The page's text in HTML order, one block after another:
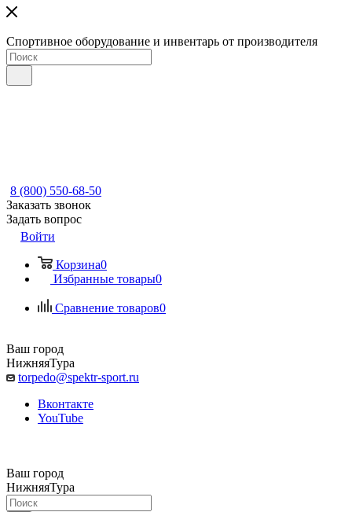
Спортивное оборудование и инвентарь от производителя
8 (800) 550-68-50
Заказать звонок
Задать вопрос
Войти
Корзина0
Избранные товары0
Сравнение товаров0
Ваш город
НижняяТура
torpedo@spektr-sport.ru
Вконтакте
YouTube
Ваш город
НижняяТура